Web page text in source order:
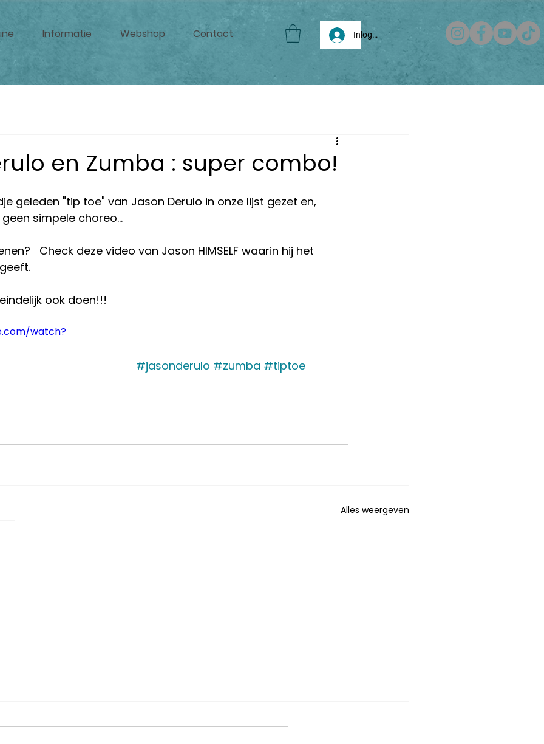
Informatie Webshop Contact Inloggen
en Zumba : super combo!
geleden "tip toe" van Jason Derulo in onze lijst gezet en,
simpele choreo...
Check deze video van Jason HIMSELF waarin hij het
ook doen!!!
watch?
#jasonderulo #zumba #tiptoe
Alles weergeven